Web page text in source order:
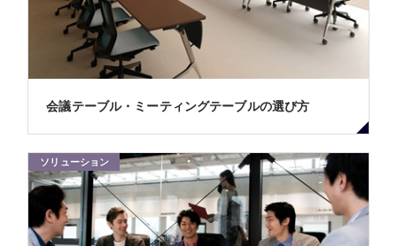
会議テーブル・ミーティングテーブルの選び方
ソリューション